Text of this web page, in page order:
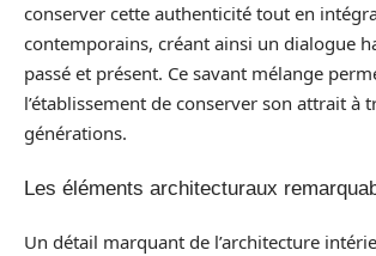
conserver cette authenticité tout en
contemporains, créant ainsi un dialogue
passé et présent. Ce savant mélange
l’établissement de conserver son attrait à
générations.
Les éléments architecturaux
Un détail marquant de l’architecture